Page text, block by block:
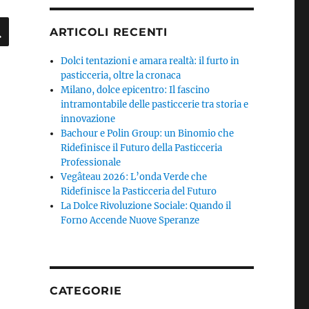
CERCA
ARTICOLI RECENTI
Dolci tentazioni e amara realtà: il furto in
pasticceria, oltre la cronaca
Milano, dolce epicentro: Il fascino
intramontabile delle pasticcerie tra storia e
innovazione
Bachour e Polin Group: un Binomio che
Ridefinisce il Futuro della Pasticceria
Professionale
Vegâteau 2026: L’onda Verde che
Ridefinisce la Pasticceria del Futuro
La Dolce Rivoluzione Sociale: Quando il
Forno Accende Nuove Speranze
CATEGORIE